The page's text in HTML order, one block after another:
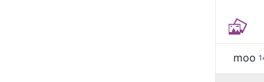
moo